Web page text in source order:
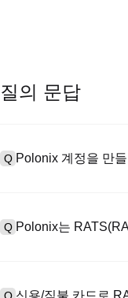
질의 문답
Q Polonix 계정을 만
하여 유효한 신분증
Q Polonix는
신용/직불 카드로